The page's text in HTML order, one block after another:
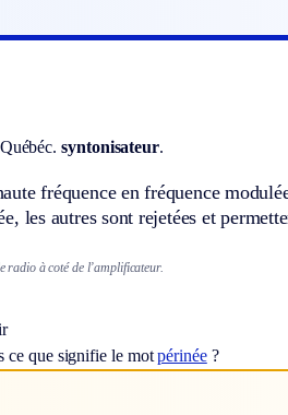
Québéc. syntonisateur.
fréquence en fréquence
les autres sont rejetées et
radio à coté de l’amplificateur.
ce que signifie le motpérinée?